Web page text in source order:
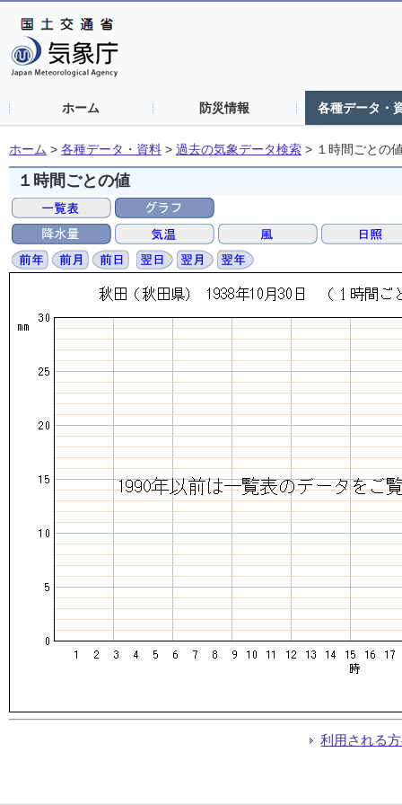
ホーム 防災情報 各種データ・
ホーム > 各種データ・資料 > 過去の気象データ検索 > １時間ごとの
１時間ごとの値
利用される